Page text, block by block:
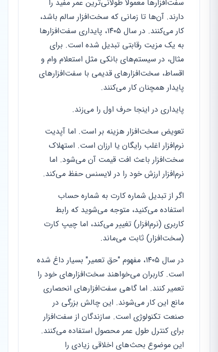
سفت‌افزارها معمولاً طولانی‌ترین عمر مفید را
دارند. آن‌ها تا زمانی که سخت‌افزار سالم باشد،
کار می‌کنند. در سال ۱۴۰۵، پایداری سفت‌افزارها
به یک مزیت رقابتی تبدیل شده است. برای
مثال، در سیستم‌های بانکی مثل استعلام وام و
اقساط، سخت‌افزارهای قدیمی با سفت‌افزارهای
پایدار همچنان کار می‌کنند.
پایداری در اینجا حرف اول را می‌زند.
تعویض سخت‌افزار هزینه بر است. اما آپدیت
نرم‌افزار اغلب رایگان یا ارزان است. استهلاک
سخت‌افزار باعث افت قیمت آن می‌شود. اما
نرم‌افزار ارزش خود را در لایسنس حفظ می‌کند.
اگر از تبدیل شماره کارت به شماره حساب
استفاده می‌کنید، متوجه می‌شوید که رابط
کاربری (نرم‌افزار) تغییر می‌کند، اما چیپ کارت
(سخت‌افزار) ثابت می‌ماند.
در سال ۱۴۰۵، مفهوم "حق تعمیر" بسیار داغ شده
است. کاربران می‌خواهند سخت‌افزارهای خود را
تعمیر کنند. اما گاهی سفت‌افزارهای انحصاری
مانع این کار می‌شوند. این چالش بزرگی در
صنعت تکنولوژی است. سازندگان از سفت‌افزار
برای کنترل طول عمر محصول استفاده می‌کنند.
این موضوع بحث‌های اخلاقی زیادی را